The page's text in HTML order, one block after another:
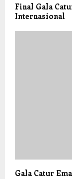
Final Gala
Internasional
Gala Catur